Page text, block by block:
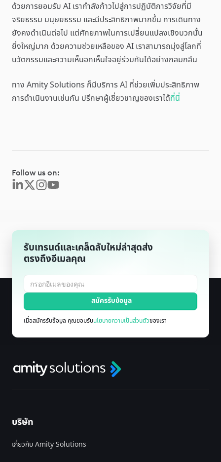
ด้วยการยอมรับ AI เรากำลังก้าวไปสู่การปฏิบัติการวิจัยที่มี
จริยธรรม มนุษยธรรม และมีประสิทธิภาพมากขึ้น การเดินทาง
ยังคงดำเนินต่อไป แต่ศักยภาพในการเปลี่ยนแปลงเชิงบวกนั้น
ยิ่งใหญ่มาก ด้วยความช่วยเหลือของ AI เราสามารถมุ่งสู่โลกที่
นวัตกรรมและความเห็นอกเห็นใจอยู่ร่วมกันได้อย่างกลมกลืน
ทาง Amity Solutions ก็มีบริการ AI ที่ช่วยเพิ่มประสิทธิภาพ
การดำเนินงานเช่นกัน ปรึกษาผู้เชี่ยวชาญของเราได้ที่นี่
Follow us on:
รับเทรนด์และเคล็ดลับใหม่ล่าสุดส่ง
ตรงถึงอีเมลคุณ
เมื่อสมัครรับข้อมูล คุณยอมรับนโยบายความเป็นส่วนตัวของเรา
บริษัท
เกี่ยวกับ Amity Solutions